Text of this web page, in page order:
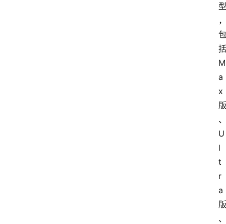
型
，
包
括
M
a
x
版
、
U
l
t
r
a
版
、